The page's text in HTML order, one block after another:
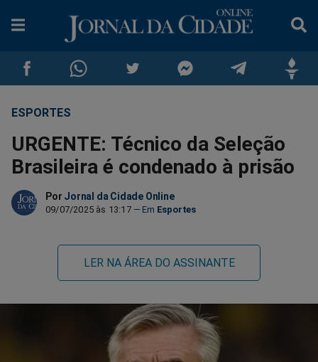
Compartilhar
no
Facebook
Compartilhar
no
Whatsapp
no
Twitter
no
Messenger
no
no
ESPORTES
URGENTE: Técnico da Seleção
Brasileira é condenado à prisão
Por Jornal da Cidade Online
09/07/2025 às 13:17 Esportes
LER NA ÁREA DO ASSINANTE